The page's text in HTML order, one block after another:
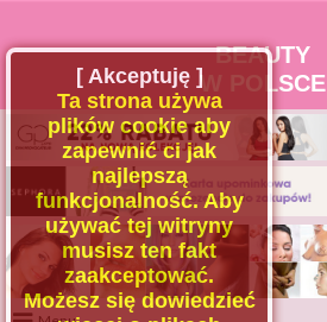
BEAUTY
W POLSCE
[ Akceptuję ]
Ta strona używa
plików cookie aby
zapewnić ci jak
najlepszą
funkcjonalność. Aby
używać tej witryny
musisz ten fakt
zaakceptować.
Możesz się dowiedzieć